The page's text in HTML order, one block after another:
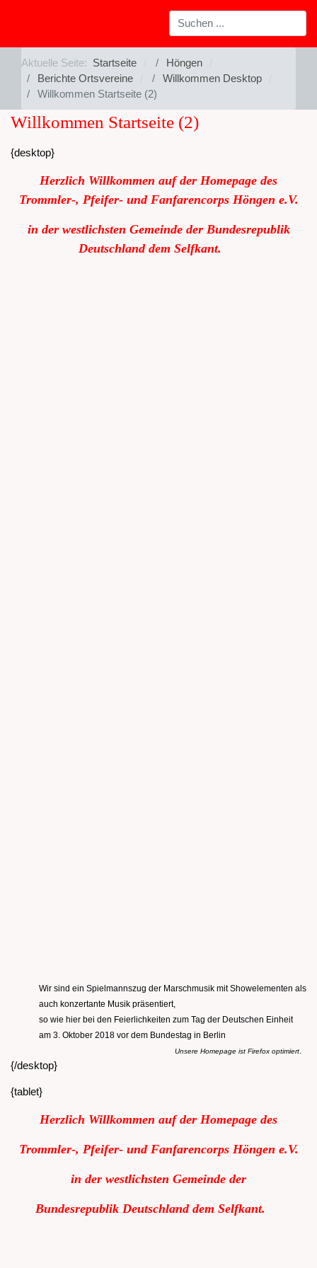
Aktuelle Seite: Startseite
Höngen
Berichte Ortsvereine
Willkommen Desktop
Willkommen Startseite (2)
Willkommen Startseite (2)
{desktop}
Herzlich Willkommen auf der Homepage des
Trommler-, Pfeifer- und Fanfarencorps Höngen e.V.
in der westlichsten Gemeinde der Bundesrepublik
Deutschland dem Selfkant.
Wir sind ein Spielmannszug der Marschmusik mit Showelementen als
auch konzertante Musik präsentiert,
so wie hier bei den Feierlichkeiten zum Tag der Deutschen Einheit
am 3. Oktober 2018 vor dem Bundestag in Berlin
Unsere Homepage ist Firefox optimiert.
{/desktop}
{tablet}
Herzlich Willkommen auf der Homepage des
Trommler-, Pfeifer- und Fanfarencorps Höngen e.V.
in der westlichsten Gemeinde der
Bundesrepublik Deutschland dem Selfkant.